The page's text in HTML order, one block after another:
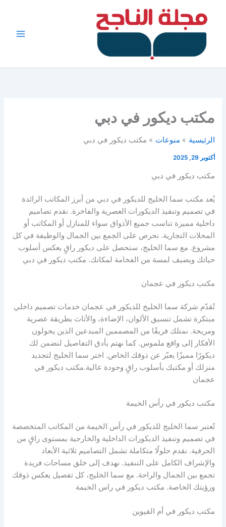
مكتب ديكور في دبي
الرئيسية منوعات مكتب ديكور في دبي
أكتوبر 29, 2025
مكتب ديكور في دبي
يُعد مكتب سما الخليج للديكور في دبي من أبرز المكاتب الرائدة
في تصميم وتنفيذ الديكورات العصرية والفاخرة. نقدم تصاميم
داخلية مميزة تناسب جميع الأذواق سواء للمنازل أو المكاتب أو
المحلات التجارية. نحرص على الجمع بين الجمال والوظيفة في كل
مشروع. مع سما الخليج، ستحصل على ديكور راقٍ يعكس أسلوب
حياتك ويضيف لمسة من الفخامة لمكانك. مكتب ديكور في دبي
مكتب ديكور في عجمان
تُقدّم شركة سما الخليج للديكور في عجمان خدمات تصميم داخلي
مبتكرة تشمل تنسيق الألوان، الإضاءة، والأثاث بطريقة عصرية
ومريحة. نمتلك فريقًا من المصممين المبدعين الذين يحولون
الأفكار إلى واقع ملموس. كما نهتم بأدق التفاصيل لنضمن لك
ديكورًا مميزًا يعبّر عن ذوقك الخاص. اختر سما الخليج لتجديد
منزلك أو مكتبك بأسلوب راقٍ وجودة عالية.مكتب ديكور في
عجمان
مكتب ديكور في رأس الخيمة
تُعتبر سما الخليج للديكور في رأس الخيمة من المكاتب المتخصصة
في تصميم وتنفيذ الديكورات الداخلية والخارجية بمستوى راقٍ من
الحرفية. نقدم حلولًا متكاملة تشمل التصاميم ثلاثية الأبعاد
والإشراف الكامل على التنفيذ. نهدف إلى خلق مساحات فريدة
تجمع بين الجمال والراحة. مع سما الخليج، كل تفصيل يعكس ذوقك
ورؤيتك الخاصة. مكتب ديكور في راس الخيمة
مكتب ديكور في أم القيوين